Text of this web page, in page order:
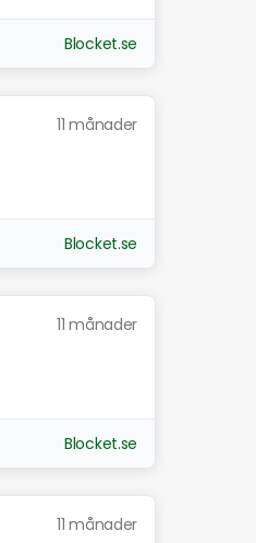
Blocket.se
11 månader
Blocket.se
11 månader
Blocket.se
11 månader